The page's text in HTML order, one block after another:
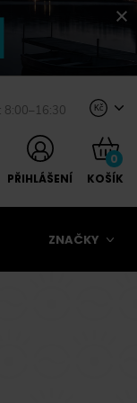
8:00–16:30 Kč
PŘIHLÁŠENÍ
0
KOŠÍK
ZNAČKY